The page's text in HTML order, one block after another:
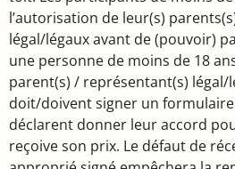
l’autorisation de leur(s)
légal/légaux avant de (pouvoir)
une personne de moins de 18
parent(s) / représentant(s) légal/
doit/doivent signer un
déclarent donner leur accord
reçoive son prix. Le défaut de